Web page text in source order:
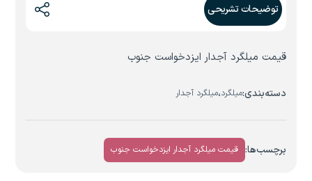
توضیحات تشریحی
قیمت میلگرد آجدار ایزدخواست جنوب
دسته‌بندی:میلگرد،میلگرد آجدار
برچسب‌ها: قیمت میلگرد آجدار ایزدخواست جنوب